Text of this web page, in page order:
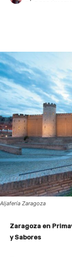
Aljafería Zaragoza
Zaragoza en
y Sabores